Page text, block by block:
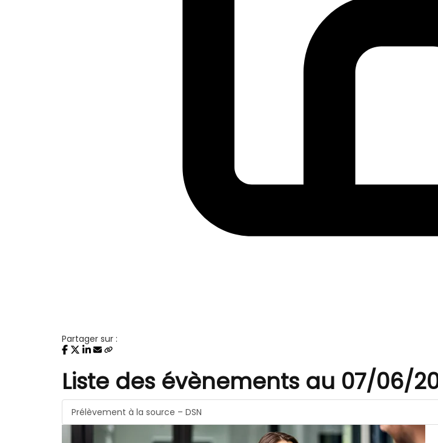
Partager sur :
Liste des évènements au 07/06/
Prélèvement à la source – DSN